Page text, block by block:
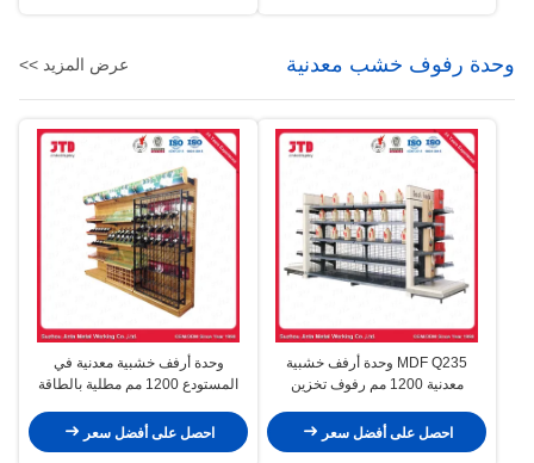
وحدة رفوف خشب معدنية عرض المزيد >>
MDF Q235 وحدة أرفف خشبية
معدنية 1200 مم رفوف تخزين
احصل على أفضل سعر
وحدة أرفف خشبية معدنية في
المستودع 1200 مم مطلية بالطاقة
احصل على أفضل سعر